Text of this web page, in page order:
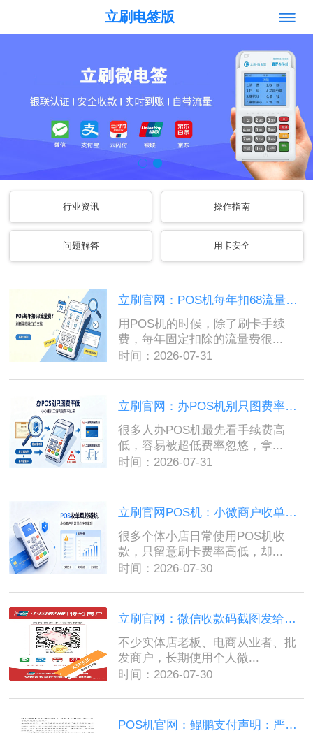
立刷电签版
行业资讯 操作指南
问题解答 用卡安全
立刷官网：POS机每年扣68流量费，别稀里糊涂白白交钱...
用POS机的时候，除了刷卡手续
费，每年固定扣除的流量费很...
时间：2026-07-31
立刷官网：办POS机别只图费率低，小心碰到二清机钱拿不回来...
很多人办POS机最先看手续费高
低，容易被超低费率忽悠，拿...
时间：2026-07-31
立刷官网POS机：小微商户收单避坑指南，日常用机容易忽略的风控细节...
很多个体小店日常使用POS机收
款，只留意刷卡费率高低，却...
时间：2026-07-30
立刷官网：微信收款码截图发给异地客户总被风控？深层原因一次性讲透...
不少实体店老板、电商从业者、批
发商户，长期使用个人微...
时间：2026-07-30
POS机官网：鲲鹏支付声明：严禁冒用官方切机，谨防诈骗...